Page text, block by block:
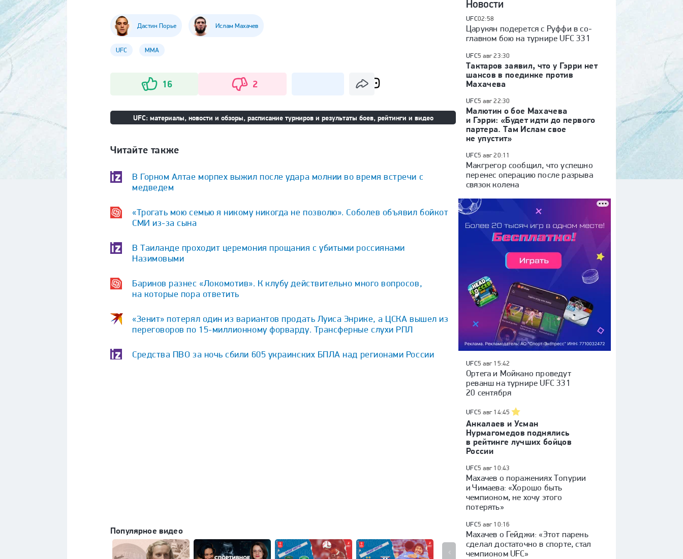
Дастин Порье Ислам Махачев
UFC ММА
16 2
UFC: материалы, новости и обзоры, расписание турниров и результаты боев, рейтинги и видео
Читайте также
В Горном Алтае морпех выжил после удара молнии во время встречи с
медведем
«Трогать мою семью я никому никогда не позволю». Соболев объявил бойкот
СМИ из-за сына
В Таиланде проходит церемония прощания с убитыми россиянами
Назимовыми
Баринов разнес «Локомотив». К клубу действительно много вопросов,
на которые пора ответить
«Зенит» потерял один из вариантов продать Луиса Энрике, а ЦСКА вышел из
переговоров по 15-миллионному форварду. Трансферные слухи РПЛ
Средства ПВО за ночь сбили 605 украинских БПЛА над регионами России
Популярное видео
Новости
UFC02:58
Царукян подерется с Руффи в со-
главном бою на турнире UFC 331
UFC5 авг 23:30
Тактаров заявил, что у Гэрри нет
шансов в поединке против
Махачева
UFC5 авг 22:30
Малютин о бое Махачева
и Гэрри: «Будет идти до первого
партера. Там Ислам свое
не упустит»
UFC5 авг 20:11
Макгрегор сообщил, что успешно
перенес операцию после разрыва
связок колена
UFC5 авг 15:42
Ортега и Мойкано проведут
реванш на турнире UFC 331
20 сентября
UFC5 авг 14:45
Анкалаев и Усман
Нурмагомедов поднялись
в рейтинге лучших бойцов
России
UFC5 авг 10:43
Махачев о поражениях Топурии
и Чимаева: «Хорошо быть
чемпионом, не хочу этого
потерять»
UFC5 авг 10:16
Махачев о Гейджи: «Этот парень
сделал достаточно в спорте, стал
чемпионом UFC»